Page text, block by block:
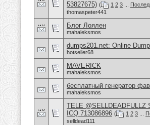
53827675) ( 1 2 3
thomaspeter441
Блог Лоялен
mahaleksmos
dumps201.net: Online
hotseller68
MAVERICK
mahaleksmos
бесплатный генератор
mahaleksmos
TELE @SELLDEADFULLZ
ICQ 713086896 ( 1 2 3
selldead111